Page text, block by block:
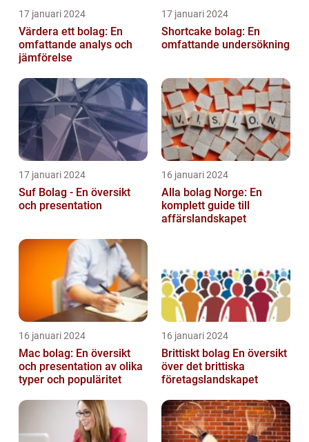
17 januari 2024
Värdera ett bolag: En
omfattande analys och
jämförelse
17 januari 2024
Shortcake bolag: En
omfattande undersökning
17 januari 2024
Suf Bolag - En översikt
och presentation
16 januari 2024
Alla bolag Norge: En
komplett guide till
affärslandskapet
16 januari 2024
Mac bolag: En översikt
och presentation av olika
typer och populäritet
16 januari 2024
Brittiskt bolag En översikt
över det brittiska
företagslandskapet